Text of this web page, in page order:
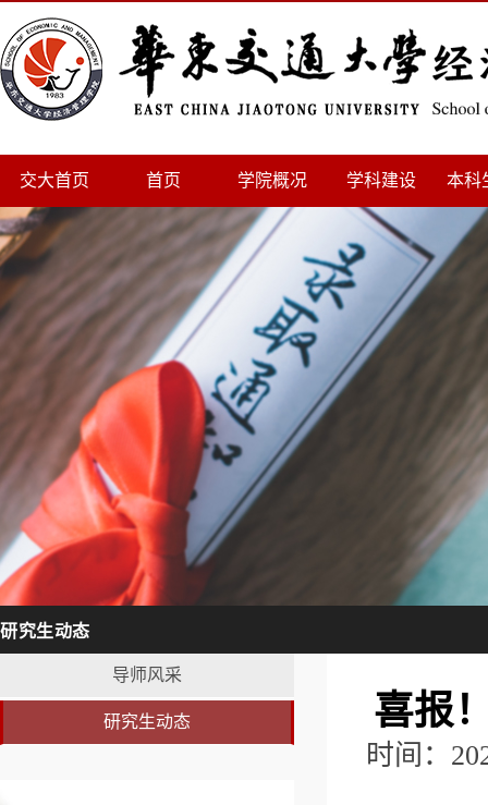
交大首页 首页 学院概况 学科建设 本科
研究生动态
导师风采
研究生动态 喜报
时间：